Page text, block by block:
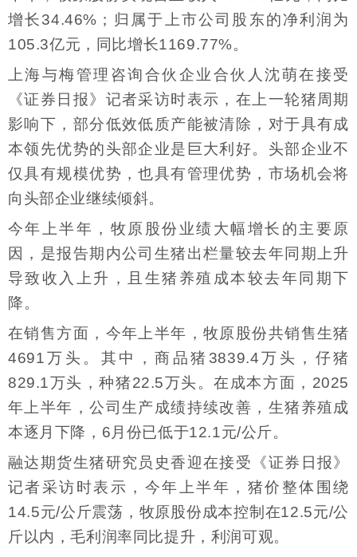
增长34.46%；归属于上市公司股东的净利润为
105.3亿元，同比增长1169.77%。
上海与梅管理咨询合伙企业合伙人沈萌在接受
《证券日报》记者采访时表示，在上一轮猪周期
影响下，部分低效低质产能被清除，对于具有成
本领先优势的头部企业是巨大利好。头部企业不
仅具有规模优势，也具有管理优势，市场机会将
向头部企业继续倾斜。
今年上半年，牧原股份业绩大幅增长的主要原
因，是报告期内公司生猪出栏量较去年同期上升
导致收入上升，且生猪养殖成本较去年同期下
降。
在销售方面，今年上半年，牧原股份共销售生猪
4691万头。其中，商品猪3839.4万头，仔猪
829.1万头，种猪22.5万头。在成本方面，2025
年上半年，公司生产成绩持续改善，生猪养殖成
本逐月下降，6月份已低于12.1元/公斤。
融达期货生猪研究员史香迎在接受《证券日报》
记者采访时表示，今年上半年，猪价整体围绕
14.5元/公斤震荡，牧原股份成本控制在12.5元/公
斤以内，毛利润率同比提升，利润可观。